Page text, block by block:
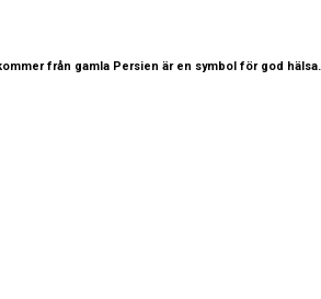
från gamla Persien är en symbol för god hälsa.